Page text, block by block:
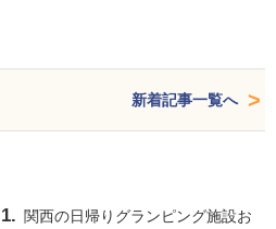
新着記事一覧へ
関西の日帰りグランピング施設お